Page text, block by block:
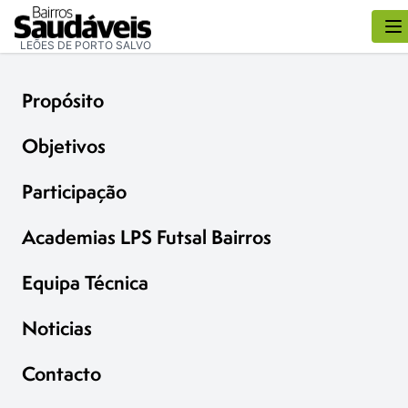
LEÕES DE PORTO SALVO
Propósito
Objetivos
Participação
Academias LPS Futsal Bairros
Equipa Técnica
Noticias
Contacto